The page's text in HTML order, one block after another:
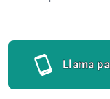
Llama